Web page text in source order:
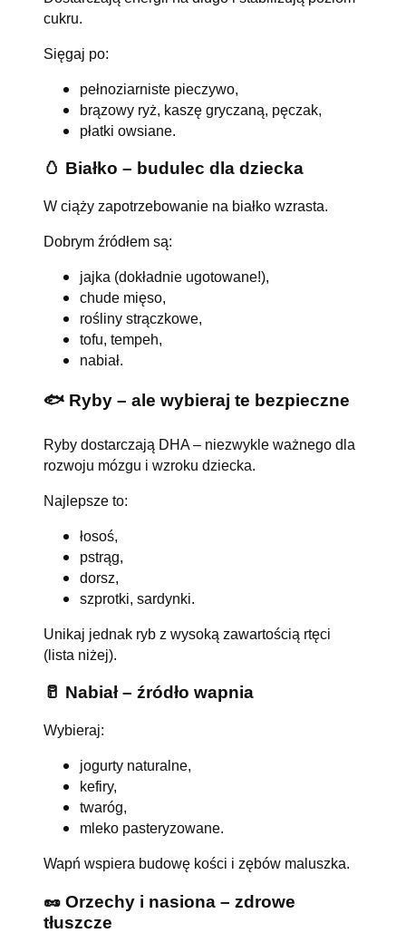
cukru.
Sięgaj po:
pełnoziarniste pieczywo,
brązowy ryż, kaszę gryczaną, pęczak,
płatki owsiane.
🥚 Białko – budulec dla dziecka
W ciąży zapotrzebowanie na białko wzrasta.
Dobrym źródłem są:
jajka (dokładnie ugotowane!),
chude mięso,
rośliny strączkowe,
tofu, tempeh,
nabiał.
🐟 Ryby – ale wybieraj te bezpieczne
Ryby dostarczają DHA – niezwykle ważnego dla
rozwoju mózgu i wzroku dziecka.
Najlepsze to:
łosoś,
pstrąg,
dorsz,
szprotki, sardynki.
Unikaj jednak ryb z wysoką zawartością rtęci
(lista niżej).
🥛 Nabiał – źródło wapnia
Wybieraj:
jogurty naturalne,
kefiry,
twaróg,
mleko pasteryzowane.
Wapń wspiera budowę kości i zębów maluszka.
🥜 Orzechy i nasiona – zdrowe
tłuszcze